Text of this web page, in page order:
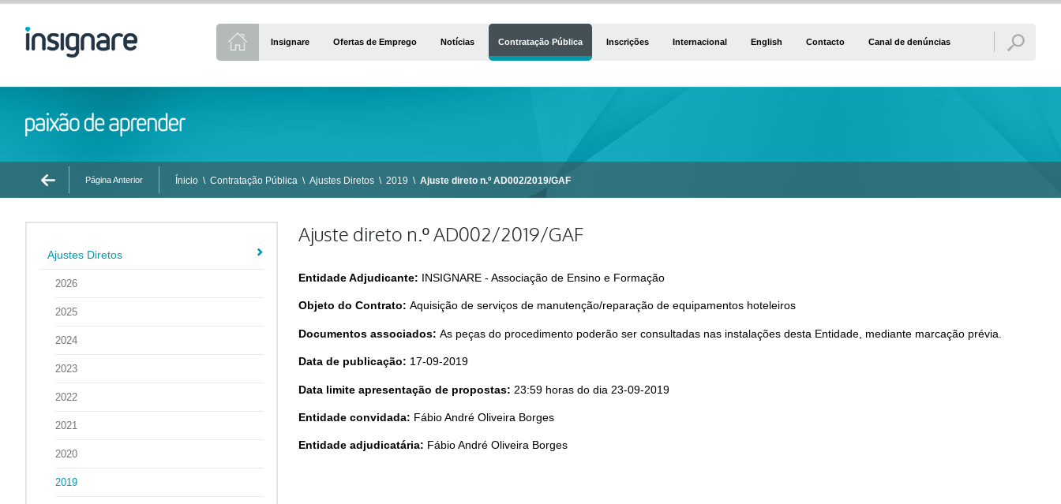
Insignare Ofertas de Emprego Notícias Contratação Pública Inscrições Internacional English Contacto Canal de denúncias
Página Anterior Ínicio \ Contratação Pública \ Ajustes Diretos \ 2019 \ Ajuste direto n.º AD002/2019/GAF
Ajustes Diretos
2026
2025
2024
2023
2022
2021
2020
2019
Ajuste direto n.º AD002/2019/GAF
Entidade Adjudicante: INSIGNARE - Associação de Ensino e Formação
Objeto do Contrato: Aquisição de serviços de manutenção/reparação de equipamentos hoteleiros
Documentos associados: As peças do procedimento poderão ser consultadas nas instalações desta Entidade, mediante marcação prévia.
Data de publicação: 17-09-2019
Data limite apresentação de propostas: 23:59 horas do dia 23-09-2019
Entidade convidada: Fábio André Oliveira Borges
Entidade adjudicatária: Fábio André Oliveira Borges